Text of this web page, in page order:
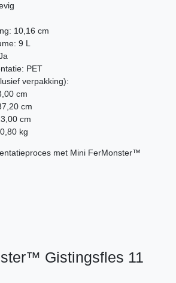
10,16 cm
9 L
PET
verpakking):
cm
cm
cm
kg
met Mini FerMonster™
Gistingsfles 11